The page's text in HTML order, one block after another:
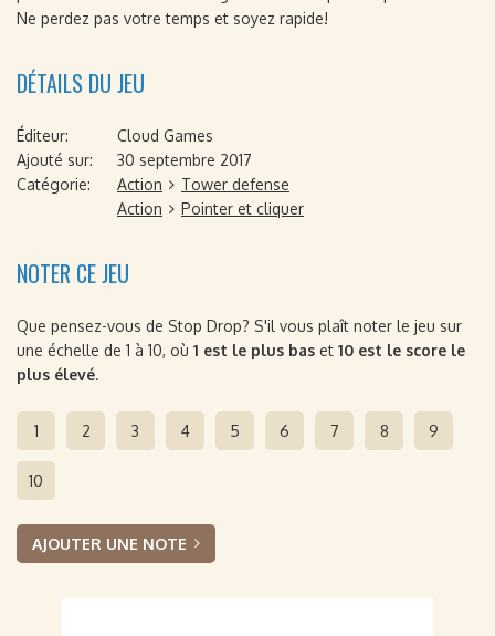
Ne perdez pas votre temps et soyez rapide!
DÉTAILS DU JEU
Éditeur:
Cloud Games
Ajouté sur:
30 septembre 2017
Catégorie:
Action
Tower defense
Action
Pointer et cliquer
NOTER CE JEU
Que pensez-vous de Stop Drop? S'il vous plaît noter le jeu sur
une échelle de 1 à 10, où 1 est le plus bas et 10 est le score le
plus élevé.
1 2 3 4 5 6 7 8 9
10
AJOUTER UNE NOTE